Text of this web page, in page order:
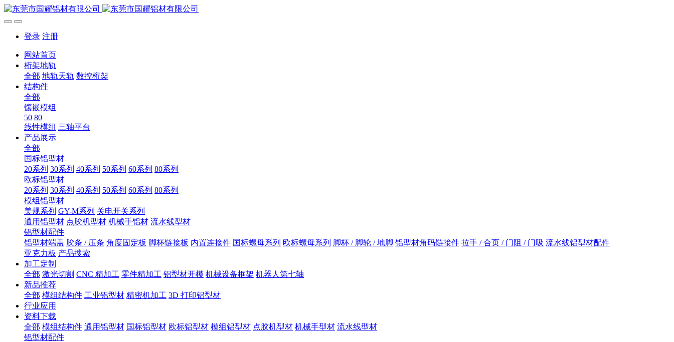
登录 注册
网站首页
桁架地轨
全部 地轨天轨 数控桁架
结构件
全部
镶嵌模组
50 80
线性模组 三轴平台
产品展示
全部
国标铝型材
20系列 30系列 40系列 50系列 60系列 80系列
欧标铝型材
20系列 30系列 40系列 50系列 60系列 80系列
模组铝型材
美规系列 GY-M系列 关电开关系列
通用铝型材 点胶机型材 机械手铝材 流水线型材
铝型材配件
铝型材端盖 胶条 / 压条 角度固定板 脚杯链接板 内置连接件 国标螺母系列 欧标螺母系列 脚杯 / 脚轮 / 地脚 铝型材角码链接件 拉手 / 合页 / 门阻 / 门吸 流水线铝型材配件
亚克力板 产品搜索
加工定制
全部 激光切割 CNC 精加工 零件精加工 铝型材开模 机械设备框架 机器人第七轴
新品推荐
全部 模组结构件 工业铝型材 精密机加工 3D 打印铝型材
行业应用
资料下载
全部 模组结构件 通用铝型材 国标铝型材 欧标铝型材 模组铝型材 点胶机型材 机械手型材 流水线型材
铝型材配件